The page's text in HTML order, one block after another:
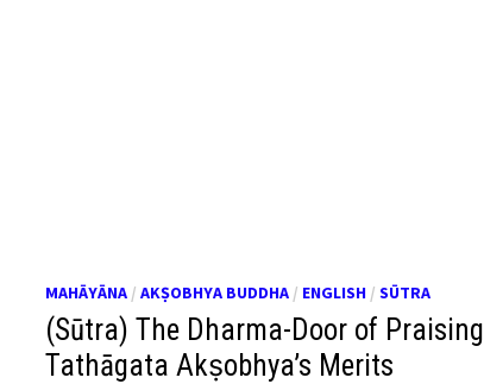
MAHĀYĀNA /AKṢOBHYA BUDDHA / ENGLISH /SŪTRA
(Sūtra) The Dharma-Door of Praising
Tathāgata Akṣobhya’s Merits